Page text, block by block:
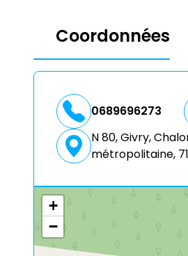
Coordonnées
0689696273
N 80, Givry,
métropolitaine,
+
−